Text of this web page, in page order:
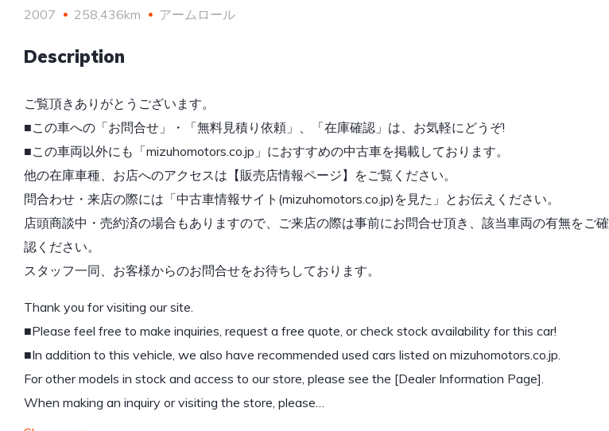
2007 258,436km アームロール
Description
ご覧頂きありがとうございます。
■この車への「お問合せ」・「無料見積り依頼」、「在庫確認」は、お気軽にどうぞ!
■この車両以外にも「mizuhomotors.co.jp」におすすめの中古車を掲載しております。
他の在庫車種、お店へのアクセスは【販売店情報ページ】をご覧ください。
問合わせ・来店の際には「中古車情報サイト(mizuhomotors.co.jp)を見た」とお伝えください。
店頭商談中・売約済の場合もありますので、ご来店の際は事前にお問合せ頂き、該当車両の有無をご確
認ください。
スタッフ一同、お客様からのお問合せをお待ちしております。
Thank you for visiting our site.
■Please feel free to make inquiries, request a free quote, or check stock availability for this car!
■In addition to this vehicle, we also have recommended used cars listed on mizuhomotors.co.jp.
For other models in stock and access to our store, please see the [Dealer Information Page].
When making an inquiry or visiting the store, please…